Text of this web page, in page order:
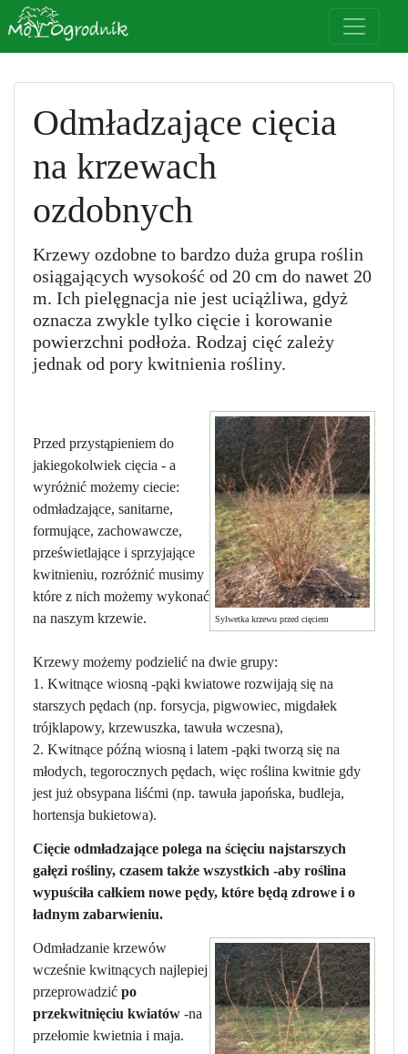
Odmładzające cięcia
na krzewach
ozdobnych
Krzewy ozdobne to bardzo duża grupa roślin
osiągających wysokość od 20 cm do nawet 20
m. Ich pielęgnacja nie jest uciążliwa, gdyż
oznacza zwykle tylko cięcie i korowanie
powierzchni podłoża. Rodzaj cięć zależy
jednak od pory kwitnienia rośliny.
Sylwetka krzewu przed cięciem
Przed przystąpieniem do
jakiegokolwiek cięcia - a
wyróżnić możemy ciecie:
odmładzające, sanitarne,
formujące, zachowawcze,
prześwietlające i sprzyjające
kwitnieniu, rozróżnić musimy
które z nich możemy wykonać
na naszym krzewie.
Krzewy możemy podzielić na dwie grupy:
1. Kwitnące wiosną -pąki kwiatowe rozwijają się na
starszych pędach (np. forsycja, pigwowiec, migdałek
trójklapowy, krzewuszka, tawuła wczesna),
2. Kwitnące późną wiosną i latem -pąki tworzą się na
młodych, tegorocznych pędach, więc roślina kwitnie gdy
jest już obsypana liśćmi (np. tawuła japońska, budleja,
hortensja bukietowa).
Cięcie odmładzające polega na ścięciu najstarszych
gałęzi rośliny, czasem także wszystkich -aby roślina
wypuściła całkiem nowe pędy, które będą zdrowe i o
ładnym zabarwieniu.
Odmładzanie krzewów
wcześnie kwitnących najlepiej
przeprowadzić po
przekwitnięciu kwiatów -na
przełomie kwietnia i maja.